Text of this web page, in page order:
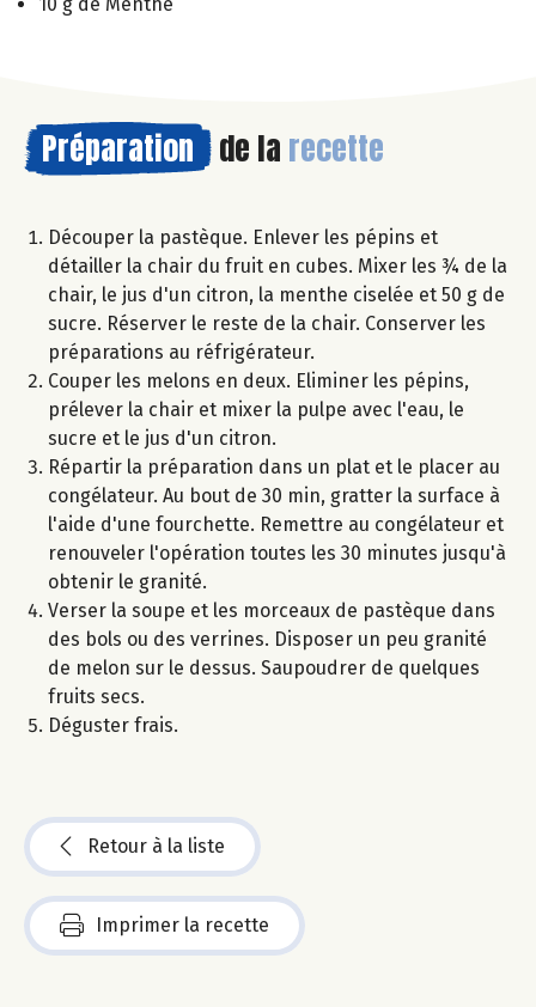
Préparation de la recette
Découper la pastèque. Enlever les pépins et
détailler la chair du fruit en cubes. Mixer les ¾ de la
chair, le jus d'un citron, la menthe ciselée et 50 g de
sucre. Réserver le reste de la chair. Conserver les
préparations au réfrigérateur.
Couper les melons en deux. Eliminer les pépins,
prélever la chair et mixer la pulpe avec l'eau, le
sucre et le jus d'un citron.
Répartir la préparation dans un plat et le placer au
congélateur. Au bout de 30 min, gratter la surface à
l'aide d'une fourchette. Remettre au congélateur et
renouveler l'opération toutes les 30 minutes jusqu'à
obtenir le granité.
Verser la soupe et les morceaux de pastèque dans
des bols ou des verrines. Disposer un peu granité
de melon sur le dessus. Saupoudrer de quelques
fruits secs.
Déguster frais.
Retour à la liste
Imprimer la recette